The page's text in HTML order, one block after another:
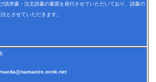
請求書・注文請書の書面を発行させていただいており、請書の
とさせていただきます。